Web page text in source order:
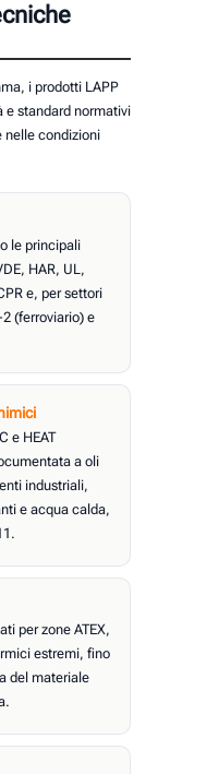
i prodotti LAPP
e standard normativi
nelle condizioni
le principali
HAR, UL,
e, per settori
(ferroviario) e
e HEAT
a oli
industriali,
e acqua calda,
per zone ATEX,
estremi, fino
del materiale